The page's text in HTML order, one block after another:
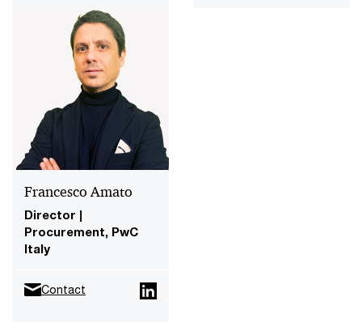
Francesco Amato
Director |
Procurement, PwC
Italy
Contact